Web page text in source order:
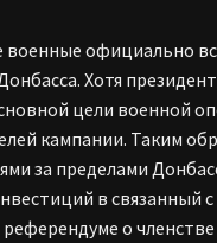
военные официально
Хотя
цели военной
кампании. Таким
за пределами
в связанный
о